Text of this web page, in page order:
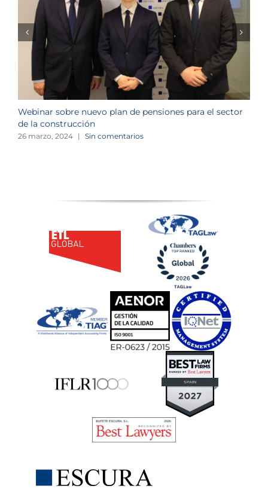
Webinar sobre nuevo plan de pensiones para el sector
de la construcción
26 marzo, 2024 | Sin comentarios